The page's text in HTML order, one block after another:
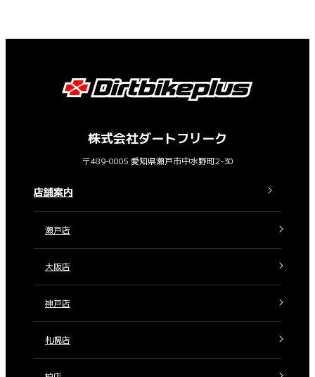
株式会社ダートフリーク
〒489-0005 愛知県瀬戸市中水野町2-30
店舗案内
瀬戸店
大阪店
神戸店
札幌店